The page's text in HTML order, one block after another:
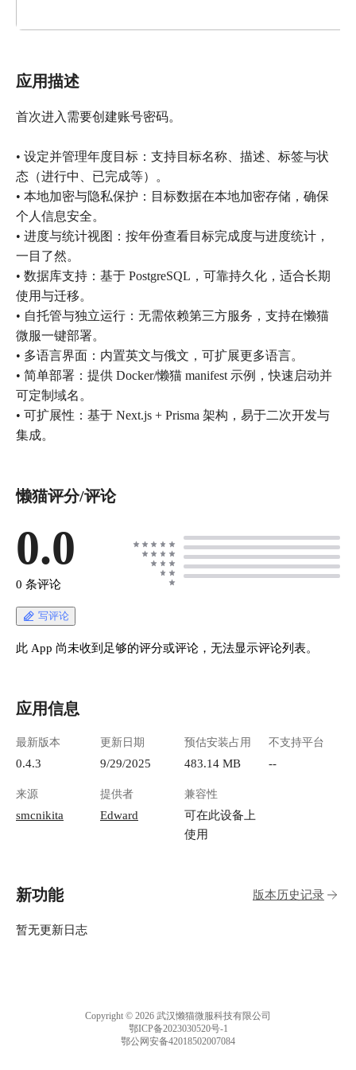
应用描述
首次进入需要创建账号密码。
• 设定并管理年度目标：支持目标名称、描述、标签与状
态（进行中、已完成等）。
• 本地加密与隐私保护：目标数据在本地加密存储，确保
个人信息安全。
• 进度与统计视图：按年份查看目标完成度与进度统计，
一目了然。
• 数据库支持：基于 PostgreSQL，可靠持久化，适合长期
使用与迁移。
• 自托管与独立运行：无需依赖第三方服务，支持在懒猫
微服一键部署。
• 多语言界面：内置英文与俄文，可扩展更多语言。
• 简单部署：提供 Docker/懒猫 manifest 示例，快速启动并
可定制域名。
• 可扩展性：基于 Next.js + Prisma 架构，易于二次开发与
集成。
懒猫评分/评论
0.0
0 条评论
写评论
此 App 尚未收到足够的评分或评论，无法显示评论列表。
应用信息
最新版本
0.4.3
更新日期
9/29/2025
预估安装占用
483.14 MB
不支持平台
--
来源
smcnikita
提供者
Edward
兼容性
可在此设备上
使用
新功能 版本历史记录
暂无更新日志
Copyright © 2026 武汉懒猫微服科技有限公司
鄂ICP备2023030520号-1
鄂公网安备42018502007084